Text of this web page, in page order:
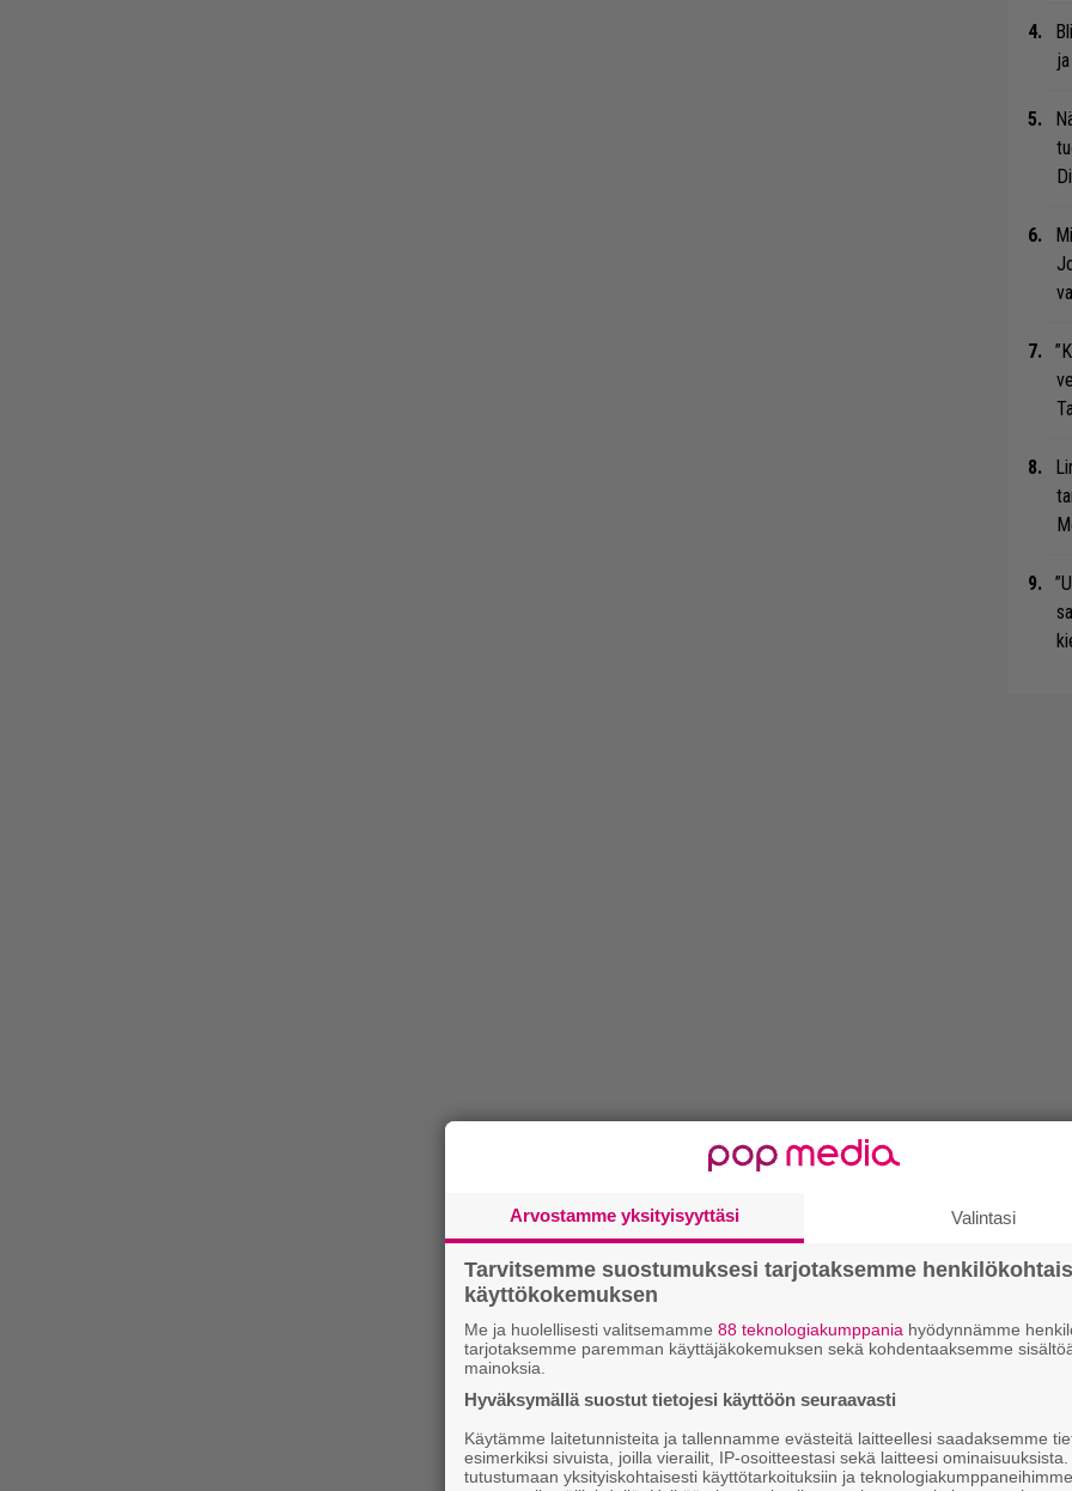
Arvostamme yksityisyyttäsi Valintasi
Tarvitsemme suostumuksesi tarjotaksemme
käyttökokemuksen
Me ja huolellisesti valitsemamme 88 teknologiakumppania hyödynnämme
tarjotaksemme paremman käyttäjäkokemuksen sekä kohdentaaksemme
mainoksia.
Hyväksymällä suostut tietojesi käyttöön seuraavasti
Käytämme laitetunnisteita ja tallennamme evästeitä laitteellesi saadaksemme
esimerkiksi sivuista, joilla vierailit, IP-osoitteestasi sekä laitteesi
tutustumaan yksityiskohtaisesti käyttötarkoituksiin ja teknologiakumppaneihimme